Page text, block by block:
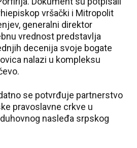
vršački i Mitropolit
generalni direktor
vrednost predstavlja
decenija svoje bogate
nalazi u kompleksu
se potvrđuje partnerstvo
pravoslavne crkve u
nasleđa srpskog